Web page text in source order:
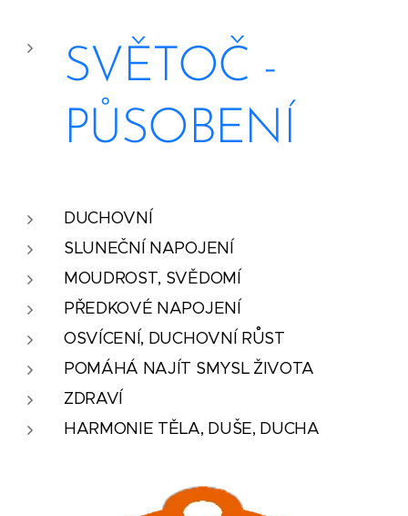
SVĚTOČ -
PŮSOBENÍ
DUCHOVNÍ
SLUNEČNÍ NAPOJENÍ
MOUDROST, SVĚDOMÍ
PŘEDKOVÉ NAPOJENÍ
OSVÍCENÍ, DUCHOVNÍ RŮST
POMÁHÁ NAJÍT SMYSL ŽIVOTA
ZDRAVÍ
HARMONIE TĚLA, DUŠE, DUCHA